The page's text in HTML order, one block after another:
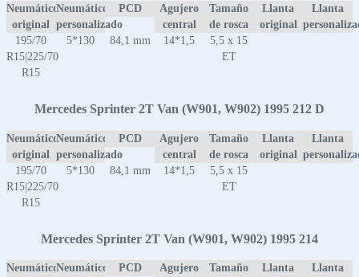
Neumático
original
Neumático
personalizado
PCD
Agujero
central
Tamaño
de rosca
Llanta
original
Llanta
195/70
R15|225/70
R15
5*130 84,1 mm 14*1,5
5,5 x 15
ET
Mercedes Sprinter 2T Van (W901, W902) 1995 212 D
Neumático
original
Neumático
personalizado
PCD
Agujero
central
Tamaño
de rosca
Llanta
original
Llanta
195/70
R15|225/70
R15
5*130 84,1 mm 14*1,5
5,5 x 15
ET
Mercedes Sprinter 2T Van (W901, W902) 1995 214
NeumáticoNeumático
PCD
Agujero
Tamaño
Llanta
Llanta